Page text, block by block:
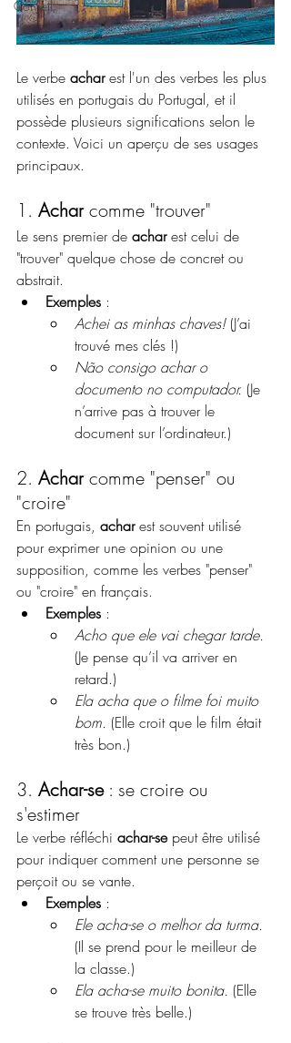
Conseil
Le verbe achar est l'un des verbes les plus
utilisés en portugais du Portugal, et il
possède plusieurs significations selon le
contexte. Voici un aperçu de ses usages
principaux.
1. Achar comme "trouver"
Le sens premier de achar est celui de
"trouver" quelque chose de concret ou
abstrait.
Exemples :
Achei as minhas chaves! (J’ai
trouvé mes clés !)
Não consigo achar o
documento no computador. (Je
n’arrive pas à trouver le
document sur l’ordinateur.)
2. Achar comme "penser" ou
"croire"
En portugais, achar est souvent utilisé
pour exprimer une opinion ou une
supposition, comme les verbes "penser"
ou "croire" en français.
Exemples :
Acho que ele vai chegar tarde.
(Je pense qu’il va arriver en
retard.)
Ela acha que o filme foi muito
bom. (Elle croit que le film était
très bon.)
3. Achar-se : se croire ou
s'estimer
Le verbe réfléchi achar-se peut être utilisé
pour indiquer comment une personne se
perçoit ou se vante.
Exemples :
Ele acha-se o melhor da turma.
(Il se prend pour le meilleur de
la classe.)
Ela acha-se muito bonita. (Elle
se trouve très belle.)